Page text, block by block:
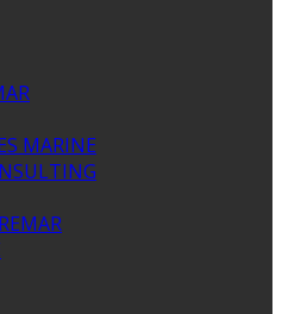
MARINE